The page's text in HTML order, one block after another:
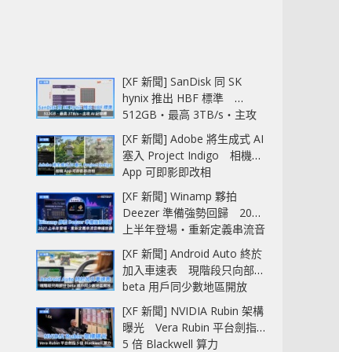
[XF 新聞] SanDisk 同 SK
hynix 推出 HBF 標準
512GB‧最高 3TB/s‧主攻
AI 記憶體
[XF 新聞] Adobe 將生成式 AI
塞入 Project Indigo 相機
App 可即影即改相
[XF 新聞] Winamp 夥拍
Deezer 準備強勢回歸 2027
上半年登場‧重新定義串流音
樂播放器
[XF 新聞] Android Auto 終於
加入車速表 現階段只向部分
beta 用戶同少數地區開放
[XF 新聞] NVIDIA Rubin 架構
曝光 Vera Rubin 平台劍指
5 倍 Blackwell 算力